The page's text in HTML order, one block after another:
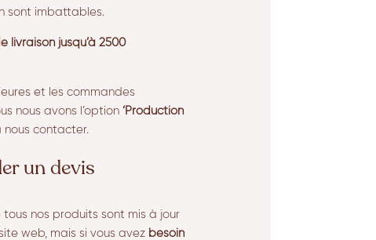
sont imbattables.
livraison jusqu’à 2500
et les commandes
nous avons l’option ‘Production
nous contacter.
un devis
tous nos produits sont mis à jour
web, mais si vous avez besoin